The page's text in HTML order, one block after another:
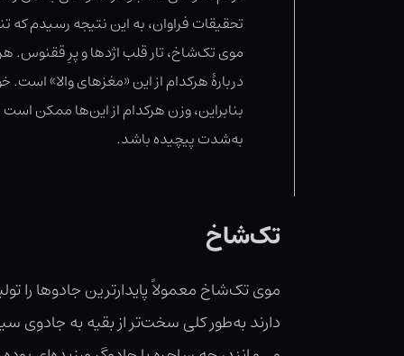
تحقیقات فراوان، به این نتیجه رسیدم
موی تک‌شاخ، تار قلب اژدها و پرِ ققنوس.
دربارهٔ هرکدام از این «مغزهای والا»
بنابراین، وزن هرکدام از این‌ها ممکن
به‌شدت پیچیده باشد.
تک‌شاخ
موی تک‌شاخ معمولاً پایدارترین جادوها
دارند به‌طور کلی سخت‌تر از بقیه به